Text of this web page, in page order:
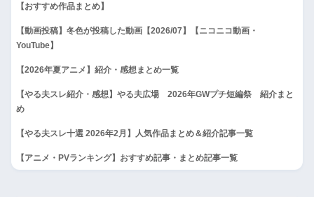
【おすすめ作品まとめ】
【動画投稿】冬色が投稿した動画【2026/07】【ニコニコ動画・
YouTube】
【2026年夏アニメ】紹介・感想まとめ一覧
【やる夫スレ紹介・感想】やる夫広場 2026年GWプチ短編祭 紹介まと
め
【やる夫スレ十選 2026年2月】人気作品まとめ＆紹介記事一覧
【アニメ・PVランキング】おすすめ記事・まとめ記事一覧